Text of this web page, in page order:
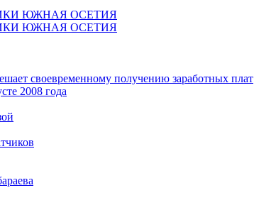
ЮЖНАЯ ОСЕТИЯ
ЮЖНАЯ ОСЕТИЯ
своевременному получению заработных плат
2008 года